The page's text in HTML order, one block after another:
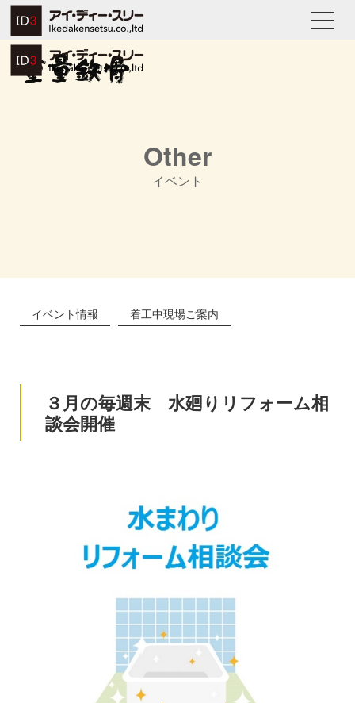
Other
イベント
イベント情報 着工中現場ご案内
３月の毎週末 水廻りリフォーム相
談会開催